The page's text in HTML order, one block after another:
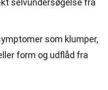
selvundersøgelse fra
som klumper,
form og udflåd fra